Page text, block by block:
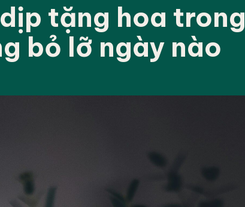
tặng hoa trong
bỏ lỡ ngày nào